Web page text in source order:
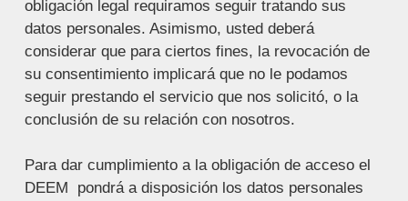
obligación legal requiramos seguir tratando sus
datos personales. Asimismo, usted deberá
considerar que para ciertos fines, la revocación de
su consentimiento implicará que no le podamos
seguir prestando el servicio que nos solicitó, o la
conclusión de su relación con nosotros.
Para dar cumplimiento a la obligación de acceso el
DEEM pondrá a disposición los datos personales